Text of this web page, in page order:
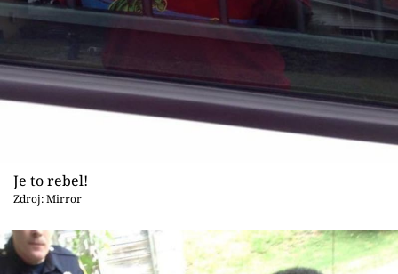
Je to rebel!
Zdroj: Mirror